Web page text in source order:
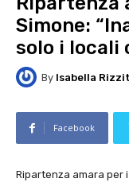
Simone:
solo i locali
By Isabella
Facebook
Ripartenza amara per